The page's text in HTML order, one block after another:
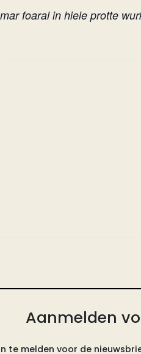
foaral in hiele protte
Aanmelden
te melden voor de